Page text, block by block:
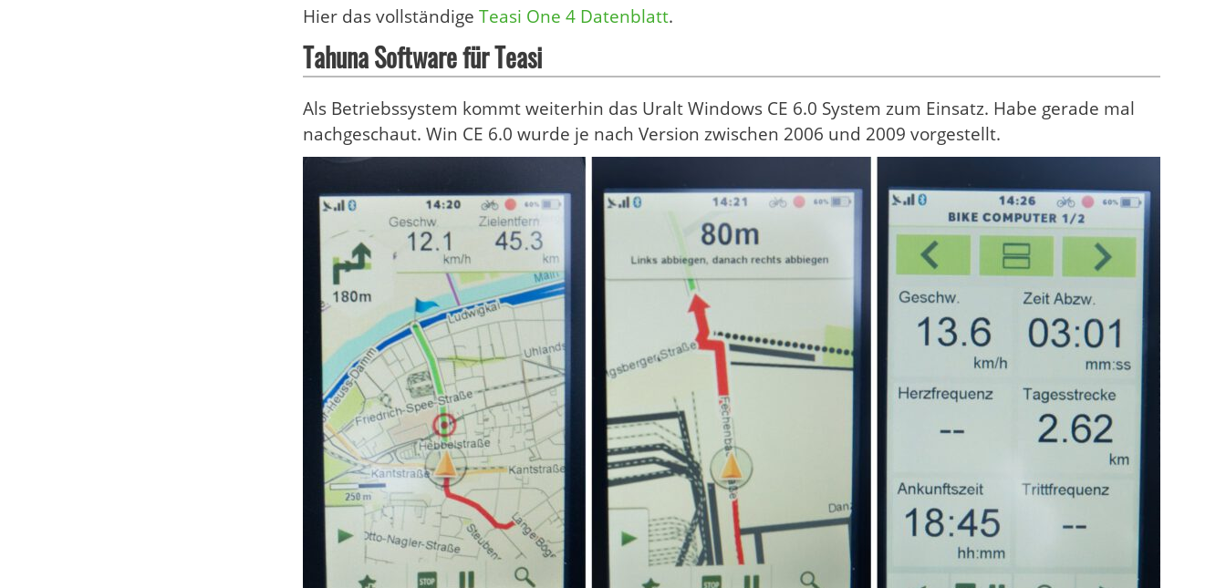
Hier das vollständige Teasi One 4 Datenblatt.
Tahuna Software für Teasi
Als Betriebssystem kommt weiterhin das Uralt Windows CE 6.0 System zum Einsatz. Habe gerade mal
nachgeschaut. Win CE 6.0 wurde je nach Version zwischen 2006 und 2009 vorgestellt.